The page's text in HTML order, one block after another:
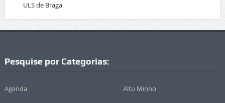
ULS de Braga
Pesquise por Categorias:
Agenda Alto Minho